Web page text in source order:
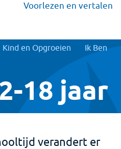
Voorlezen en vertalen
Kind en Opgroeien
Ik Ben
18 jaar
verandert er